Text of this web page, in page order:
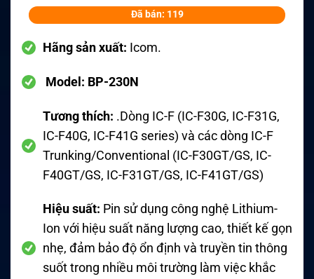
Đã bán: 119
Hãng sản xuất: Icom.
Model: BP-230N
Tương thích: .Dòng IC-F (IC-F30G, IC-F31G,
IC-F40G, IC-F41G series) và các dòng IC-F
Trunking/Conventional (IC-F30GT/GS, IC-
F40GT/GS, IC-F31GT/GS, IC-F41GT/GS)
Hiệu suất: Pin sử dụng công nghệ Lithium-
Ion với hiệu suất năng lượng cao, thiết kế gọn
nhẹ, đảm bảo độ ổn định và truyền tin thông
suốt trong nhiều môi trường làm việc khắc